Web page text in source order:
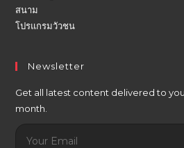
สนาม
โปรแกรมวัวชน
Newsletter
Get all latest content delivered to
month.